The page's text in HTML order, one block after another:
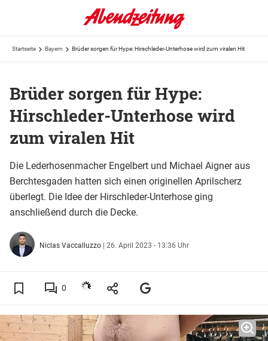
Startseite Bayern Brüder sorgen für Hype: Hirschleder-Unterhose wird zum viralen Hit
Brüder sorgen für Hype:
Hirschleder-Unterhose wird
zum viralen Hit
Die Lederhosenmacher Engelbert und Michael Aigner aus
Berchtesgaden hatten sich einen originellen Aprilscherz
überlegt. Die Idee der Hirschleder-Unterhose ging
anschließend durch die Decke.
Niclas Vaccalluzzo | 26. April 2023 - 13:36 Uhr
0